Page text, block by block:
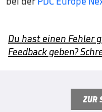
Du hast einen Fehler
Feedback geben?
ZUR